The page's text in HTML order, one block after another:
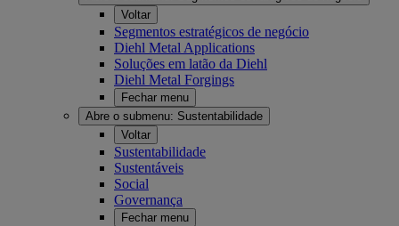
Voltar
Segmentos estratégicos de negócio
Diehl Metal Applications
Soluções em latão da Diehl
Diehl Metal Forgings
Fechar menu
Abre o submenu: Sustentabilidade
Voltar
Sustentabilidade
Sustentáveis
Social
Governança
Fechar menu